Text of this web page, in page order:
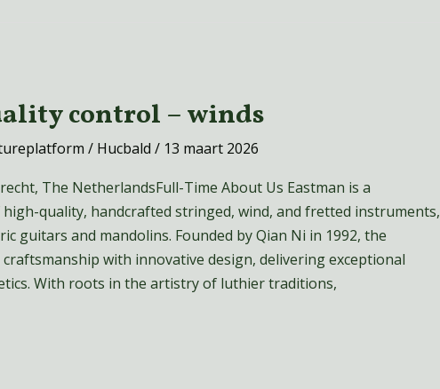
control – winds
/ Hucbald / 13 maart 2026
The NetherlandsFull-Time About Us Eastman is a
quality, handcrafted stringed, wind, and fretted instruments,
guitars and mandolins. Founded by Qian Ni in 1992, the
with innovative design, delivering exceptional
With roots in the artistry of luthier traditions,